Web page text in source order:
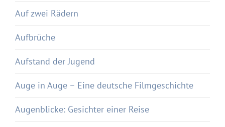
Auf zwei Rädern
Aufbrüche
Aufstand der Jugend
Auge in Auge – Eine deutsche Filmgeschichte
Augenblicke: Gesichter einer Reise